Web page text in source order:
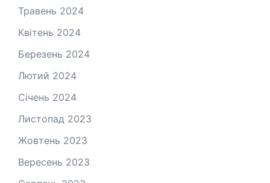
Травень 2024
Квітень 2024
Березень 2024
Лютий 2024
Січень 2024
Листопад 2023
Жовтень 2023
Вересень 2023